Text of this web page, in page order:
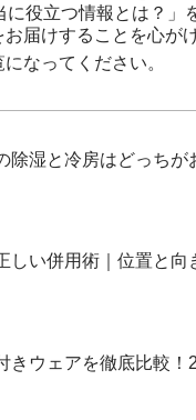
に役立つ情報とは？
届けすることを心が
なってください。
除湿と冷房はどっち
しい併用術｜位置と向
きウェアを徹底比較